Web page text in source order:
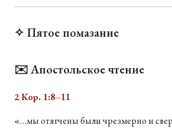
✧ Пятое помазание
✉️ Апостольское чтение
2 Кор. 1:8–11
«…мы отягчены были чрезмерно и